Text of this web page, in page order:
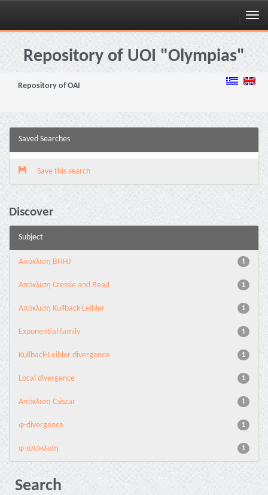
Skip
navigationRepository of UOI "Olympias"
Repository of OAI
Saved Searches
Save this search
Discover
Subject
1
Aπόκλιση BHHJ
1
Aπόκλιση Cressie and Read
1
Aπόκλιση Kullback-Leibler
1
Exponential family
1
Kullback-Leibler divergence
1
Local divergence
1
Απόκλιση Csiszar
1
φ-divergence
1
φ-απόκλιση
Search